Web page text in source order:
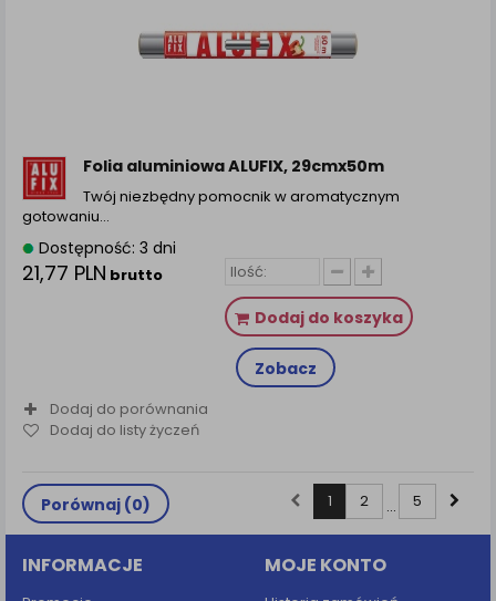
Folia aluminiowa ALUFIX, 29cmx50m
Twój niezbędny pomocnik w aromatycznym
gotowaniu…
Dostępność: 3 dni
21,77 PLN brutto
Dodaj do koszyka
Zobacz
Dodaj do porównania
Dodaj do listy życzeń
Porównaj (0) 1 2 ... 5
INFORMACJE MOJE KONTO